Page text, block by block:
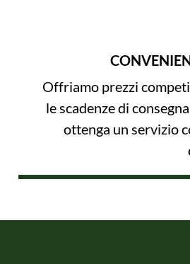
Offriamo prezzi
le scadenze di
ottenga un servizio